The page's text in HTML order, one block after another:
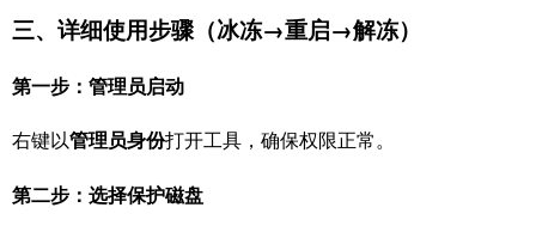
三、详细使用步骤（冰冻→重启→解冻）
第一步：管理员启动
右键以管理员身份打开工具，确保权限正常。
第二步：选择保护磁盘